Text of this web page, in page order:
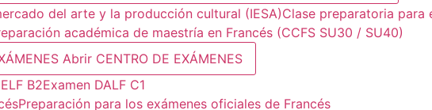
del arte y la producción cultural (IESA)Clase preparatoria para
académica de maestría en Francés (CCFS SU30 / SU40)
Abrir CENTRO DE EXÁMENES
B2Examen DALF C1
Preparación para los exámenes oficiales de Francés